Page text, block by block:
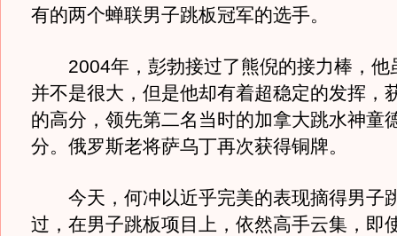
有的两个蝉联男子跳板冠军的选手。
2004年，彭勃接过了熊倪的接力棒，他
并不是很大，但是他却有着超稳定的发挥，
的高分，领先第二名当时的加拿大跳水神童
分。俄罗斯老将萨乌丁再次获得铜牌。
今天，何冲以近乎完美的表现摘得男子
过，在男子跳板项目上，依然高手云集，即